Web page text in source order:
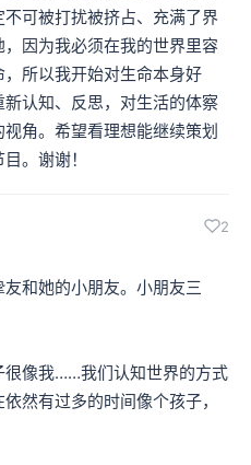
可被打扰被挤占、充满了界
因为我必须在我的世界里容
所以我开始对生命本身好
认知、反思，对生活的体察
角。希望看理想能继续策划
。谢谢！
2
和她的小朋友。小朋友三
很像我……我们认知世界的方式
然有过多的时间像个孩子，